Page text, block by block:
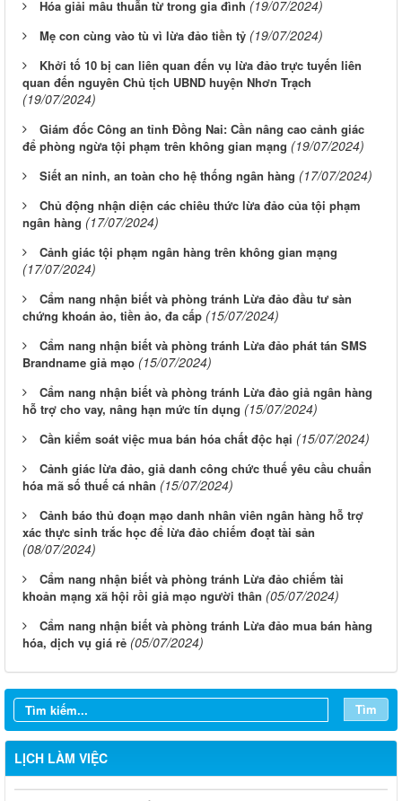
Hóa giải mâu thuẫn từ trong gia đình (19/07/2024)
Mẹ con cùng vào tù vì lừa đảo tiền tỷ (19/07/2024)
Khởi tố 10 bị can liên quan đến vụ lừa đảo trực tuyến liên
quan đến nguyên Chủ tịch UBND huyện Nhơn Trạch
(19/07/2024)
Giám đốc Công an tỉnh Đồng Nai: Cần nâng cao cảnh giác
để phòng ngừa tội phạm trên không gian mạng (19/07/2024)
Siết an ninh, an toàn cho hệ thống ngân hàng (17/07/2024)
Chủ động nhận diện các chiêu thức lừa đảo của tội phạm
ngân hàng (17/07/2024)
Cảnh giác tội phạm ngân hàng trên không gian mạng
(17/07/2024)
Cẩm nang nhận biết và phòng tránh Lừa đảo đầu tư sàn
chứng khoán ảo, tiền ảo, đa cấp (15/07/2024)
Cẩm nang nhận biết và phòng tránh Lừa đảo phát tán SMS
Brandname giả mạo (15/07/2024)
Cẩm nang nhận biết và phòng tránh Lừa đảo giả ngân hàng
hỗ trợ cho vay, nâng hạn mức tín dụng (15/07/2024)
Cần kiểm soát việc mua bán hóa chất độc hại (15/07/2024)
Cảnh giác lừa đảo, giả danh công chức thuế yêu cầu chuẩn
hóa mã số thuế cá nhân (15/07/2024)
Cảnh báo thủ đoạn mạo danh nhân viên ngân hàng hỗ trợ
xác thực sinh trắc học để lừa đảo chiếm đoạt tài sản
(08/07/2024)
Cẩm nang nhận biết và phòng tránh Lừa đảo chiếm tài
khoản mạng xã hội rồi giả mạo người thân (05/07/2024)
Cẩm nang nhận biết và phòng tránh Lừa đảo mua bán hàng
hóa, dịch vụ giá rẻ (05/07/2024)
Tìm
LỊCH LÀM VIỆC
Từ ngày 03/8/2026 đến ngày 09/8/2026
Từ ngày 27/7/2026 đến ngày 02/8/2026
Từ ngày 20/7/2026 đến ngày 26/7/2026
Từ ngày 13/7/2026 đến ngày 18/7/2026
Từ ngày 06/7/2026 đến ngày 12/7/2026